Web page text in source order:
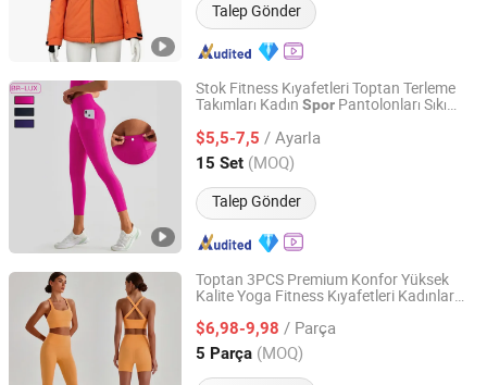
Talep Gönder
Stok Fitness Kıyafetleri Toptan Terleme
Takımları Kadın Spor Pantolonları Sıkı
Atletik Yüksek Bel Yumuşak Özel Logo
$5,5-7,5 / Ayarla
15 Set (MOQ)
Talep Gönder
Xiamen Aimeee Garment Co., Ltd.
Fujian, China Fiyat 2021
Toptan 3PCS Premium Konfor Yüksek
Kalite Yoga Fitness Kıyafetleri Kadınlar
Şort + Koşu Taytları Antrenman
Kıyafetleri
$6,98-9,98 / Parça
5 Parça (MOQ)
Dongguan Tianchen Garment Technology Co., Ltd.
Guangdong, China Fiyat 2012